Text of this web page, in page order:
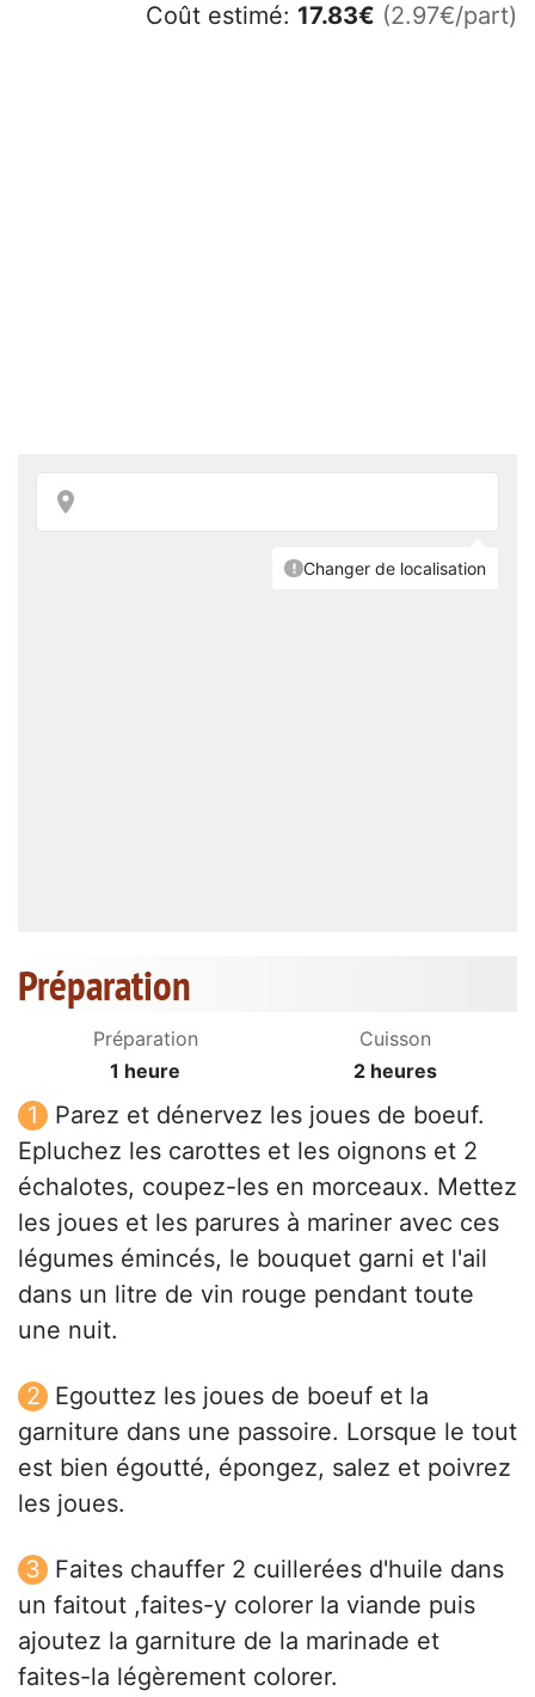
Coût estimé: 17.83€ (2.97€/part)
Préparation
Préparation
1 heure
Cuisson
2 heures
Parez et dénervez les joues de boeuf.
Epluchez les carottes et les oignons et 2
échalotes, coupez-les en morceaux. Mettez
les joues et les parures à mariner avec ces
légumes émincés, le bouquet garni et l'ail
dans un litre de vin rouge pendant toute
une nuit.
Egouttez les joues de boeuf et la
garniture dans une passoire. Lorsque le tout
est bien égoutté, épongez, salez et poivrez
les joues.
Faites chauffer 2 cuillerées d'huile dans
un faitout ,faites-y colorer la viande puis
ajoutez la garniture de la marinade et
faites-la légèrement colorer.